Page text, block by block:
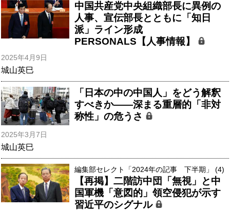
中国共産党中央組織部長に異例の
人事、宣伝部長とともに「知日
派」ライン形成
PERSONALS【人事情報】
2025年4月9日
城山英巳
「日本の中の中国人」をどう解釈
すべきか――深まる重層的「非対
称性」の危うさ
2025年3月7日
城山英巳
編集部セレクト「2024年の記事 下半期」 (4)
【再掲】二階訪中団「無視」と中
国軍機「意図的」領空侵犯が示す
習近平のシグナル